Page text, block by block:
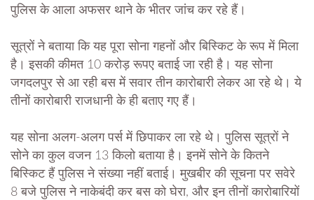
पुलिस के आला अफसर थाने के भीतर जांच कर रहे हैं।
सूत्रों ने बताया कि यह पूरा सोना गहनों और बिस्किट के रूप में मिला
है। इसकी कीमत 10 करोड़ रूपए बताई जा रही है। यह सोना
जगदलपुर से आ रही बस में सवार तीन कारोबारी लेकर आ रहे थे। ये
तीनों कारोबारी राजधानी के ही बताए गए हैं।
यह सोना अलग-अलग पर्स में छिपाकर ला रहे थे। पुलिस सूत्रों ने
सोने का कुल वजन 13 किलो बताया है। इनमें सोने के कितने
बिस्किट हैं पुलिस ने संख्या नहीं बताई। मुखबीर की सूचना पर सवेरे
8 बजे पुलिस ने नाकेबंदी कर बस को घेरा, और इन तीनों कारोबारियों